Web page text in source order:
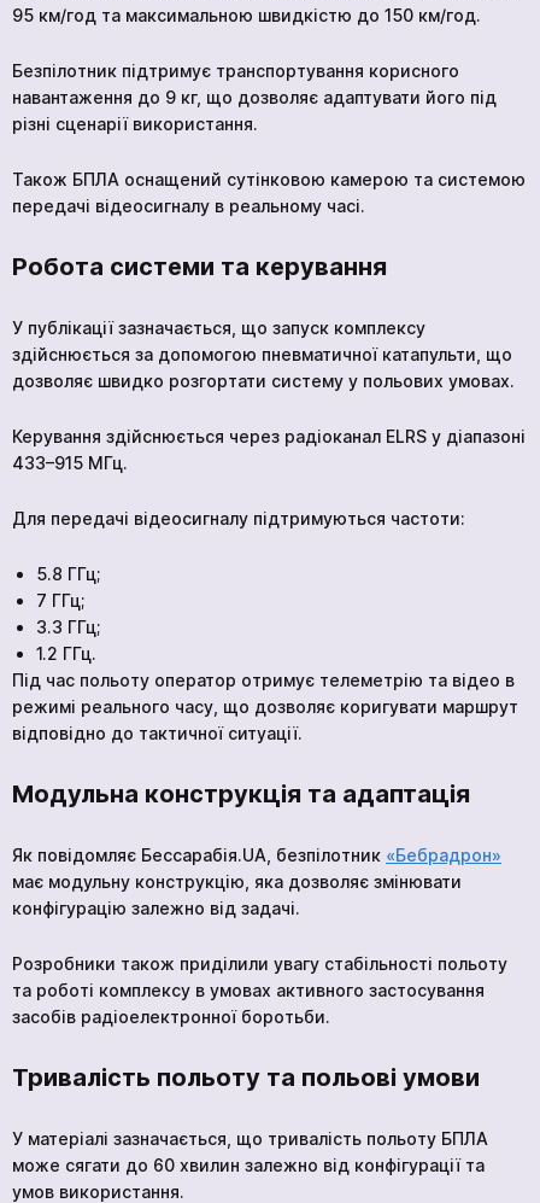
95 км/год та максимальною швидкістю до 150 км/год.
Безпілотник підтримує транспортування корисного
навантаження до 9 кг, що дозволяє адаптувати його під
різні сценарії використання.
Також БПЛА оснащений сутінковою камерою та системою
передачі відеосигналу в реальному часі.
Робота системи та керування
У публікації зазначається, що запуск комплексу
здійснюється за допомогою пневматичної катапульти, що
дозволяє швидко розгортати систему у польових умовах.
Керування здійснюється через радіоканал ELRS у діапазоні
433–915 МГц.
Для передачі відеосигналу підтримуються частоти:
5.8 ГГц;
7 ГГц;
3.3 ГГц;
1.2 ГГц.
Під час польоту оператор отримує телеметрію та відео в
режимі реального часу, що дозволяє коригувати маршрут
відповідно до тактичної ситуації.
Модульна конструкція та адаптація
Як повідомляє Бессарабія.UA, безпілотник «Бебрадрон»
має модульну конструкцію, яка дозволяє змінювати
конфігурацію залежно від задачі.
Розробники також приділили увагу стабільності польоту
та роботі комплексу в умовах активного застосування
засобів радіоелектронної боротьби.
Тривалість польоту та польові умови
У матеріалі зазначається, що тривалість польоту БПЛА
може сягати до 60 хвилин залежно від конфігурації та
умов використання.